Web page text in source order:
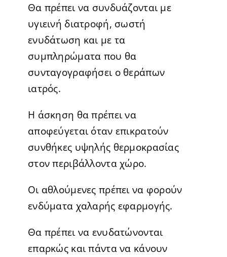
Θα πρέπει να συνδυάζονται με
υγιεινή διατροφή, σωστή
ενυδάτωση και με τα
συμπληρώματα που θα
συνταγογραφήσει ο θεράπων
ιατρός.
Η άσκηση θα πρέπει να
αποφεύγεται όταν επικρατούν
συνθήκες υψηλής θερμοκρασίας
στον περιβάλλοντα χώρο.
Οι αθλούμενες πρέπει να φορούν
ενδύματα χαλαρής εφαρμογής.
Θα πρέπει να ενυδατώνονται
επαρκώς και πάντα να κάνουν